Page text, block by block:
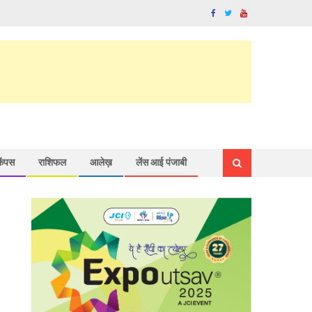
राशिफल आलेख़ लेंस आई पंजाबी